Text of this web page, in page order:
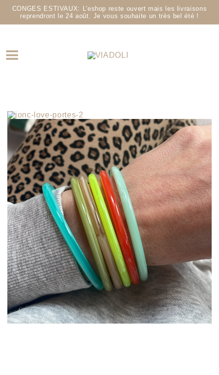
CONGES ESTIVAUX: L'eshop reste ouvert mais les livraisons
reprendront le 24 août. Je vous souhaite un très bel été !